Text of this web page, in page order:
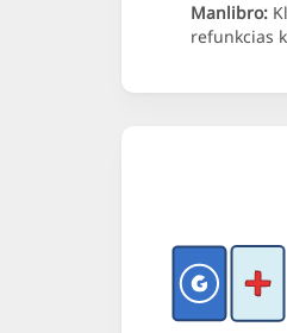
Manlibro:
refunkcias